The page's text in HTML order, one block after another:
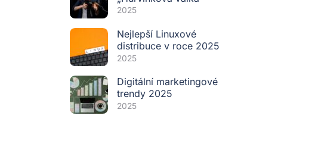
2025
Nejlepší Linuxové
distribuce v roce 2025
2025
Digitální marketingové
trendy 2025
2025